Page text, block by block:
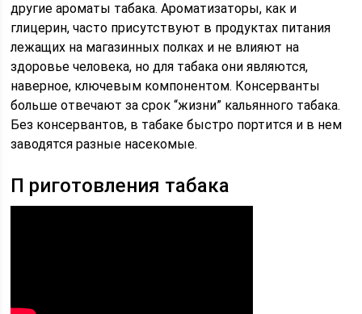
другие ароматы табака. Ароматизаторы, как и
глицерин, часто присутствуют в продуктах питания
лежащих на магазинных полках и не влияют на
здоровье человека, но для табака они являются,
наверное, ключевым компонентом. Консерванты
больше отвечают за срок “жизни” кальянного табака.
Без консервантов, в табаке быстро портится и в нем
заводятся разные насекомые.
П риготовления табака